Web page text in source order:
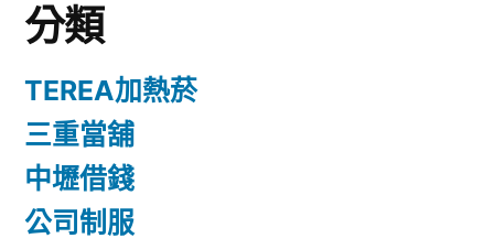
分類
TEREA加熱菸
三重當舖
中壢借錢
公司制服